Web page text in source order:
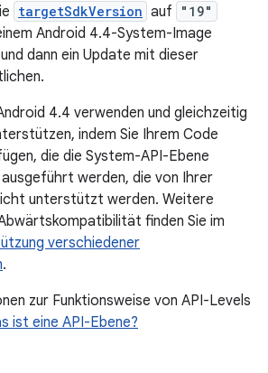
targetSdkVersion auf "19"
Android 4.4-System-Image
dann ein Update mit dieser
4.4 verwenden und gleichzeitig
indem Sie Ihrem Code
die die System-API-Ebene
werden, die von Ihrer
unterstützt werden. Weitere
finden Sie im
verschiedener
.
zur Funktionsweise von API-Levels
ist eine API-Ebene?